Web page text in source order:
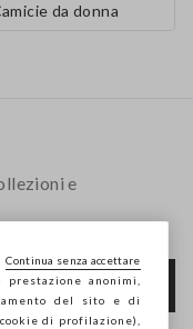
da donna
e
anonimi,
del sito e di
di profilazione),
Continua senza accettare